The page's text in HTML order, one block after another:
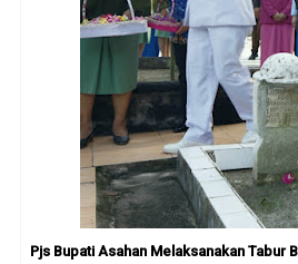
Pjs Bupati Asahan Melaksanakan Tabur